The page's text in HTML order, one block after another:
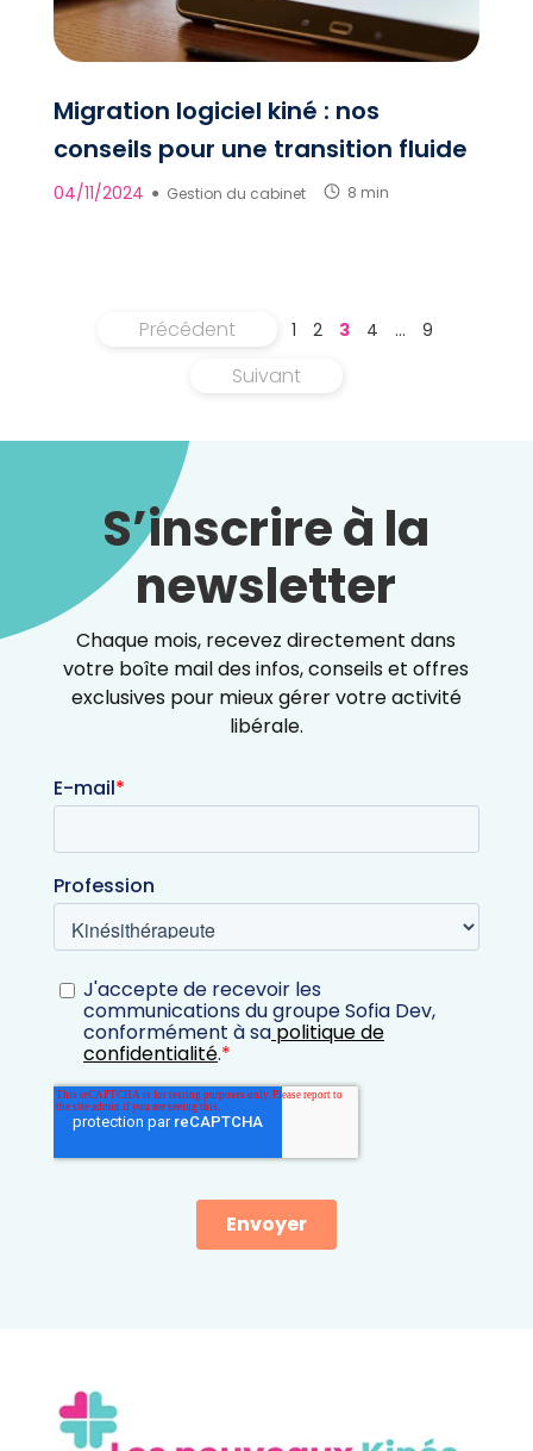
Migration logiciel kiné : nos
conseils pour une transition fluide
04/11/2024 ● Gestion du cabinet 8 min
Précédent 1 2 3 4 … 9
Suivant
S’inscrire à la
newsletter
Chaque mois, recevez directement dans
votre boîte mail des infos, conseils et offres
exclusives pour mieux gérer votre activité
libérale.